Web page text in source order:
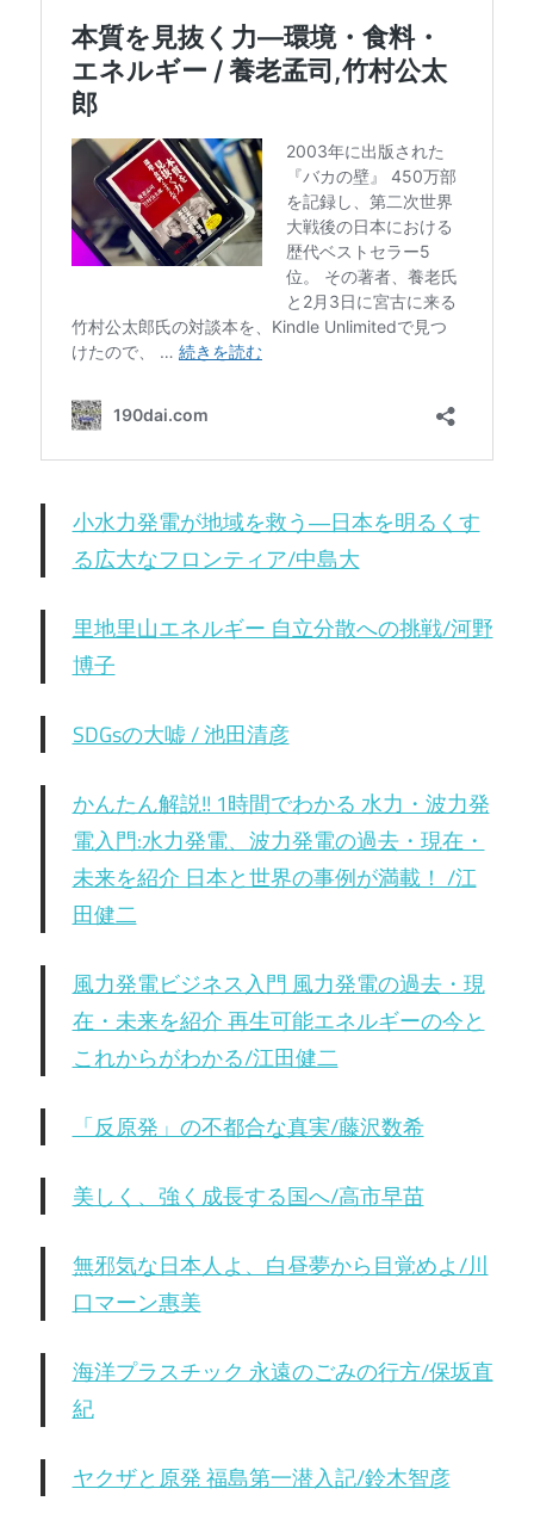
小水力発電が地域を救う―日本を明るくす
る広大なフロンティア/中島大
里地里山エネルギー 自立分散への挑戦/河野
博子
SDGsの大嘘 / 池田清彦
かんたん解説!! 1時間でわかる 水力・波力発
電入門:水力発電、波力発電の過去・現在・
未来を紹介 日本と世界の事例が満載！ /江
田健二
風力発電ビジネス入門 風力発電の過去・現
在・未来を紹介 再生可能エネルギーの今と
これからがわかる/江田健二
「反原発」の不都合な真実/藤沢数希
美しく、強く成長する国へ/高市早苗
無邪気な日本人よ、白昼夢から目覚めよ/川
口マーン惠美
海洋プラスチック 永遠のごみの行方/保坂直
紀
ヤクザと原発 福島第一潜入記/鈴木智彦